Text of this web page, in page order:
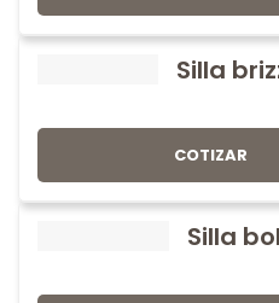
Silla
COTIZAR
Silla